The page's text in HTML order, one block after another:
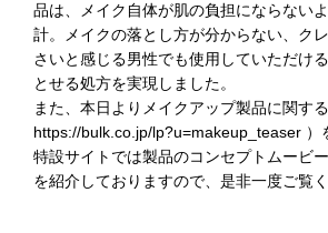
品は、メイク自体が肌の負担にならない
計。メイクの落とし方が分からない、ク
さいと感じる男性でも使用していただけ
とせる処方を実現しました。
また、本日よりメイクアップ製品に関す
https://bulk.co.jp/lp?u=makeup_teaser ）
特設サイトでは製品のコンセプトムービ
を紹介しておりますので、是非一度ご覧く